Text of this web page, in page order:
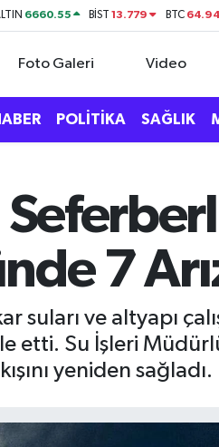
6660.55 BİST13.779 BTC
Foto Galeri Video
POLİTİKA SAĞLIK
7
suları ve altyapı
etti. Su İşleri
yeniden sağladı.